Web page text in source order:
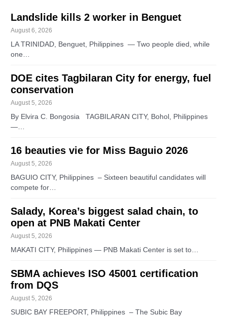
Landslide kills 2 worker in Benguet
August 6, 2026
LA TRINIDAD, Benguet, Philippines — Two people died, while
one…
DOE cites Tagbilaran City for energy, fuel
conservation
August 5, 2026
By Elvira C. Bongosia TAGBILARAN CITY, Bohol, Philippines
—…
16 beauties vie for Miss Baguio 2026
August 5, 2026
BAGUIO CITY, Philippines – Sixteen beautiful candidates will
compete for…
Salady, Korea’s biggest salad chain, to
open at PNB Makati Center
August 5, 2026
MAKATI CITY, Philippines — PNB Makati Center is set to…
SBMA achieves ISO 45001 certification
from DQS
August 5, 2026
SUBIC BAY FREEPORT, Philippines – The Subic Bay